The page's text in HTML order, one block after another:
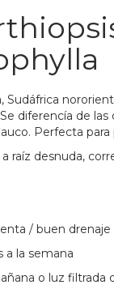
Sudáfrica
diferencía de
Perfecta
raíz desnuda,
/ buen drenaje
a la semana
o luz filtrada